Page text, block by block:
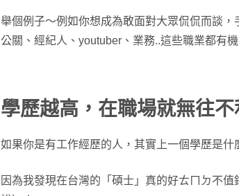
舉個例子～例如你想成為敢面對大眾侃侃而談
公關、經紀人、youtuber、業務..這些職業都有
學歷越高，在職場就無往不
如果你是有工作經歷的人，其實上一個學歷是什
因為我發現在台灣的「碩士」真的好ㄊㄇㄉ不